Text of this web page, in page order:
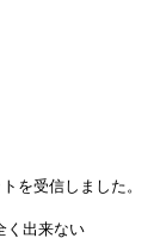
を受信しました。
く出来ない